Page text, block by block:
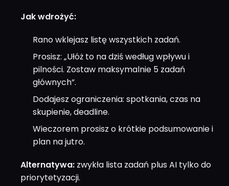
Jak wdrożyć:
Rano wklejasz listę wszystkich zadań.
Prosisz: „Ułóż to na dziś według wpływu i
pilności. Zostaw maksymalnie 5 zadań
głównych”.
Dodajesz ograniczenia: spotkania, czas na
skupienie, deadline.
Wieczorem prosisz o krótkie podsumowanie i
plan na jutro.
Alternatywa: zwykła lista zadań plus AI tylko do
priorytetyzacji.